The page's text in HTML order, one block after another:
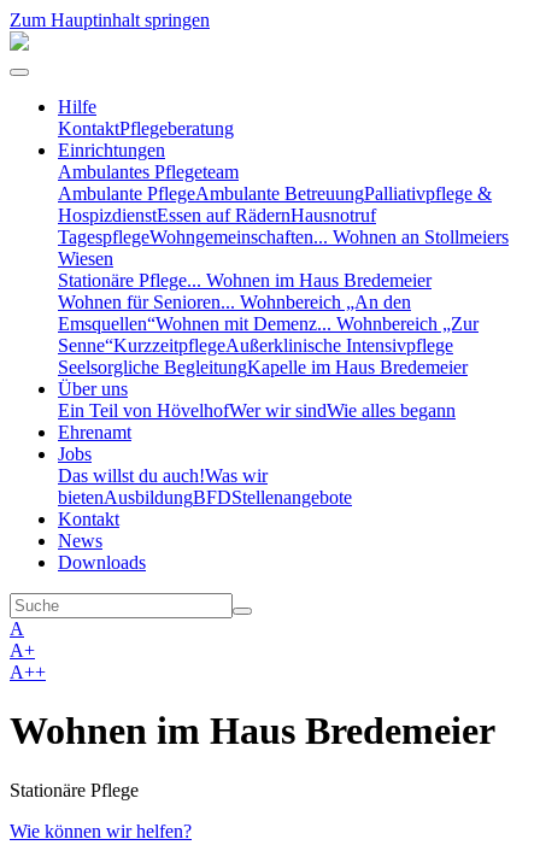
Zum Hauptinhalt springen
Hilfe
KontaktPflegeberatung
Einrichtungen
Ambulantes Pflegeteam
Ambulante PflegeAmbulante BetreuungPalliativpflege &
HospizdienstEssen auf RädernHausnotruf
TagespflegeWohngemeinschaften... Wohnen an Stollmeiers
Wiesen
Stationäre Pflege... Wohnen im Haus Bredemeier
Wohnen für Senioren... Wohnbereich „An den
Emsquellen“Wohnen mit Demenz... Wohnbereich „Zur
Senne“KurzzeitpflegeAußerklinische Intensivpflege
Seelsorgliche BegleitungKapelle im Haus Bredemeier
Über uns
Ein Teil von HövelhofWer wir sindWie alles begann
Ehrenamt
Jobs
Das willst du auch!Was wir
bietenAusbildungBFDStellenangebote
Kontakt
News
Downloads
A
A+
A++
Wohnen im Haus Bredemeier
Stationäre Pflege
Wie können wir helfen?